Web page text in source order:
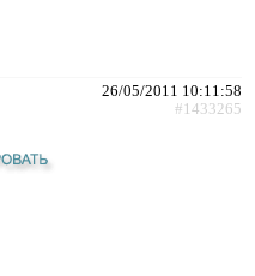
26/05/2011 10:11:58
#1433265